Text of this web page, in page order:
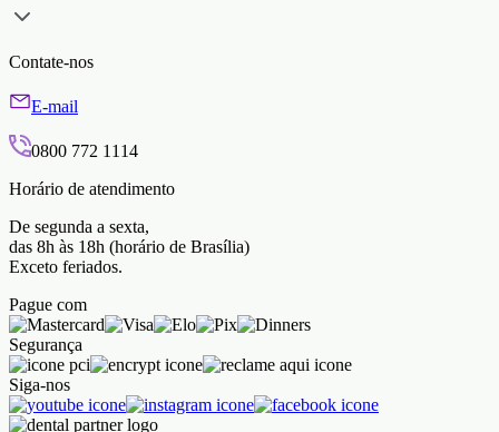
Contate-nos
E-mail
0800 772 1114
Horário de atendimento
De segunda a sexta,
das 8h às 18h (horário de Brasília)
Exceto feriados.
Pague com
Segurança
Siga-nos